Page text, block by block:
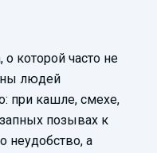
которой часто не
людей
при кашле, смехе,
позывах к
неудобство, а